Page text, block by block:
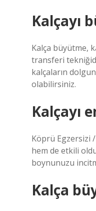
Kalçayı
Kalça büyütme,
transferi
kalçaların
olabilirsiniz.
Kalçayı
Köprü Egzersizi
hem de etkili
boynunuzu
Kalça